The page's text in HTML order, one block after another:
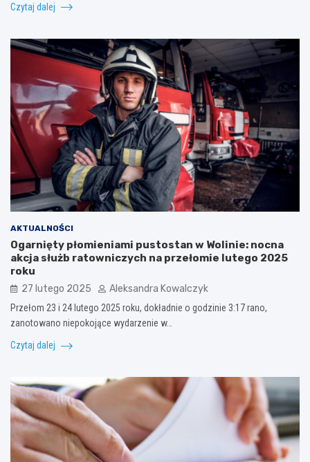
Czytaj dalej
AKTUALNOŚCI
Ogarnięty płomieniami pustostan w Wolinie: nocna
akcja służb ratowniczych na przełomie lutego 2025
roku
27 lutego 2025 Aleksandra Kowalczyk
Przełom 23 i 24 lutego 2025 roku, dokładnie o godzinie 3:17 rano,
zanotowano niepokojące wydarzenie w…
Czytaj dalej